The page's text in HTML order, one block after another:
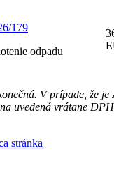
179
odpadu
V prípade, že je
uvedená vrátane
stránka